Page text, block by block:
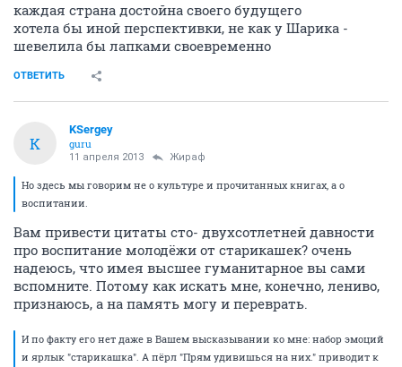
каждая страна достойна своего будущего
хотела бы иной перспективки, не как у Шарика -
шевелила бы лапками своевременно
ОТВЕТИТЬ
K
KSergey
guru
11 апреля 2013 Жираф
Но здесь мы говорим не о культуре и прочитанных книгах, а о
воспитании.
Вам привести цитаты сто- двухсотлетней давности
про воспитание молодёжи от старикашек? очень
надеюсь, что имея высшее гуманитарное вы сами
вспомните. Потому как искать мне, конечно, лениво,
признаюсь, а на память могу и переврать.
И по факту его нет даже в Вашем высказывании ко мне: набор эмоций
и ярлык "старикашка". А пёрл "Прям удивишься на них." приводит к